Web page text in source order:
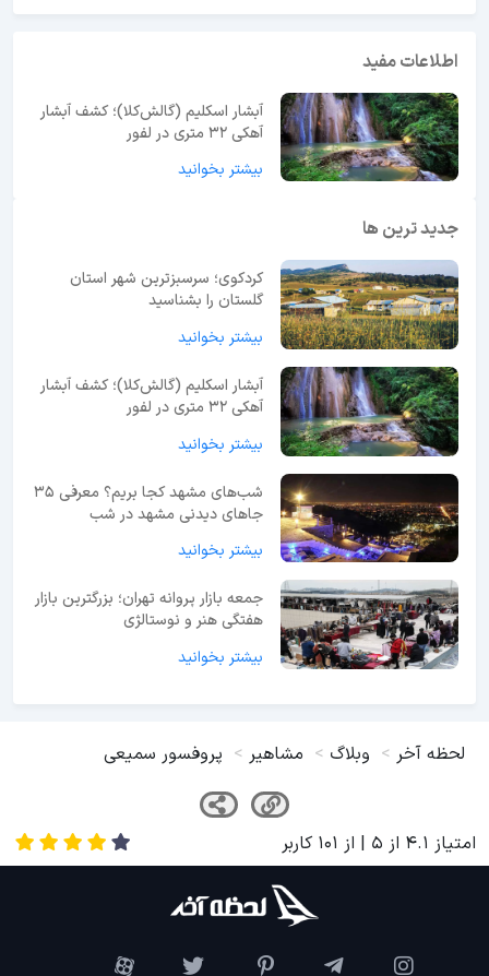
اطلاعات مفید
آبشار اسکلیم (گالش‌کلا)؛ کشف آبشار
آهکی ۳۲ متری در لفور
بیشتر بخوانید
جدید ترین ها
کردکوی؛ سرسبزترین شهر استان
گلستان را بشناسید
بیشتر بخوانید
آبشار اسکلیم (گالش‌کلا)؛ کشف آبشار
آهکی ۳۲ متری در لفور
بیشتر بخوانید
شب‌های مشهد کجا بریم؟ معرفی 35
جاهای دیدنی مشهد در شب
بیشتر بخوانید
جمعه بازار پروانه تهران؛ بزرگترین بازار
هفتگی هنر و نوستالژی
بیشتر بخوانید
لحظه آخر وبلاگ مشاهیر پروفسور سمیعی
امتیاز 4.1 از 5 | از 101 کاربر